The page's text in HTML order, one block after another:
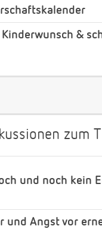
&
zum
und noch kein
und Angst vor